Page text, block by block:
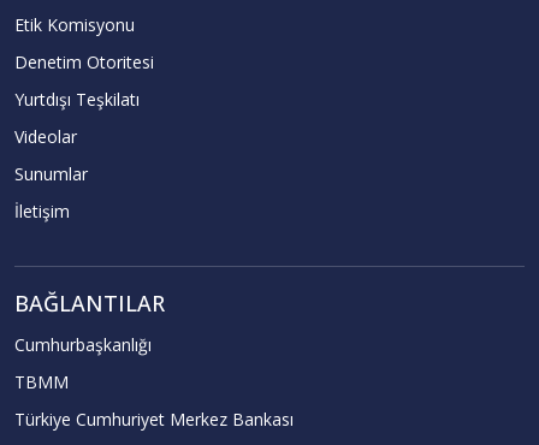
Etik Komisyonu
Denetim Otoritesi
Yurtdışı Teşkilatı
Videolar
Sunumlar
İletişim
BAĞLANTILAR
Cumhurbaşkanlığı
TBMM
Türkiye Cumhuriyet Merkez Bankası